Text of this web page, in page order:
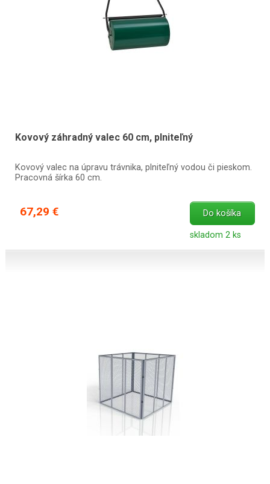
Kovový záhradný valec 60 cm, plniteľný
Kovový valec na úpravu trávnika, plniteľný vodou či pieskom.
Pracovná šírka 60 cm.
67,29 € Do košíka
skladom 2 ks